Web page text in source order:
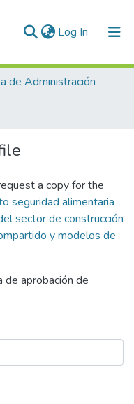
Log In (current)
de Administración
a copy for the
seguridad alimentaria
sector de construcción
y modelos de
aprobación de